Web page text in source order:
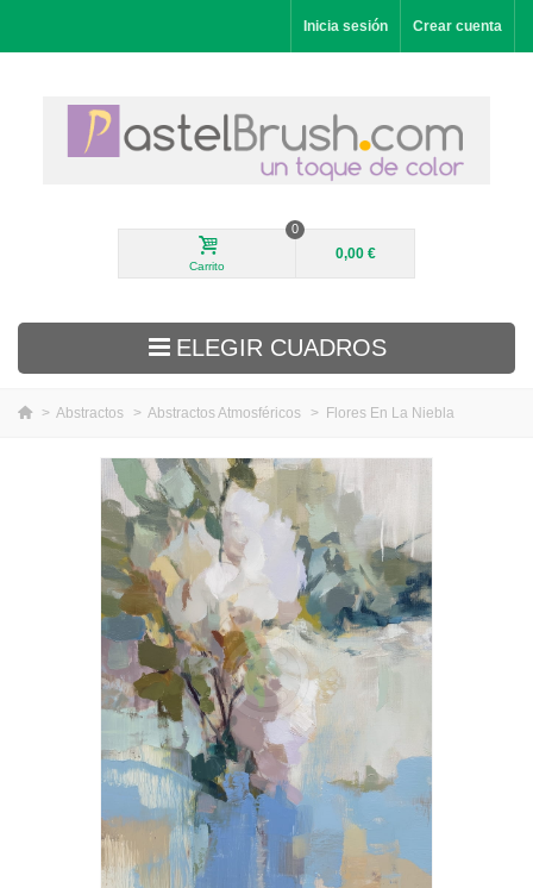
Inicia sesión Crear cuenta
Carrito
0
0,00 €
ELEGIR CUADROS
Por Habitación
> Abstractos > Abstractos Atmosféricos > Flores En La Niebla